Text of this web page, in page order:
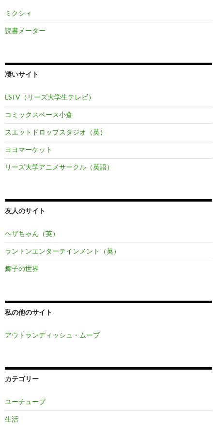
ミクシィ
読書メーター
凄いサイト
LSTV（リーズ大学生テレビ）
コミックスペース小倉
スエットドロップスタジオ（英）
ヨヨマーケット
リーズ大学アニメサークル（英語）
友人のサイト
ヘザちゃん（英）
ラントンエンターテインメント（英）
舞子の世界
私の他のサイト
アウトランディッシュ・ムーブ
カテゴリー
ユーチューブ
生活